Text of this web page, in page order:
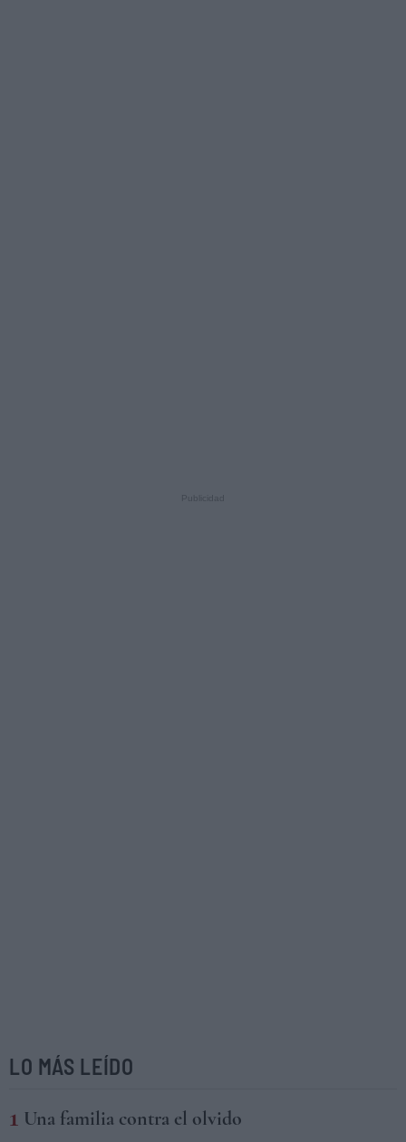
LO MÁS LEÍDO
Una familia contra el olvido